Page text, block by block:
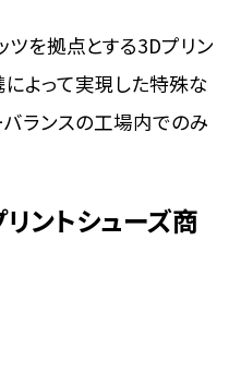
ツを拠点とする3Dプリン
によって実現した特殊な
ランスの工場内でのみ
ントシューズ商